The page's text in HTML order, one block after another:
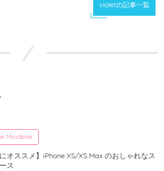
violetの記事一覧
にオススメ】iPhone XS/XS Max のおしゃれなス
ス